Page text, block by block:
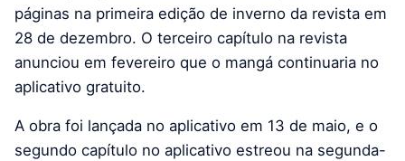
páginas na primeira edição de inverno da revista em
28 de dezembro. O terceiro capítulo na revista
anunciou em fevereiro que o mangá continuaria no
aplicativo gratuito.
A obra foi lançada no aplicativo em 13 de maio, e o
segundo capítulo no aplicativo estreou na segunda-